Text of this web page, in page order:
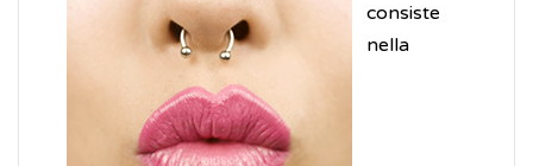
consiste
nella